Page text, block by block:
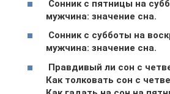
Сонник с пятницы на
мужчина: значение сна.
Сонник с субботы на
мужчина: значение сна.
Правдивый ли сон с
Как толковать сон с